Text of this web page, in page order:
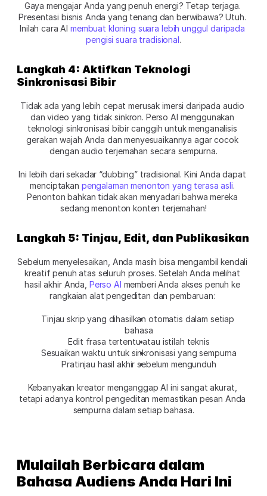
Gaya mengajar Anda yang penuh energi? Tetap terjaga.
Presentasi bisnis Anda yang tenang dan berwibawa? Utuh.
Inilah cara AI membuat kloning suara lebih unggul daripada
pengisi suara tradisional.
Langkah 4: Aktifkan Teknologi
Sinkronisasi Bibir
Tidak ada yang lebih cepat merusak imersi daripada audio
dan video yang tidak sinkron. Perso AI menggunakan
teknologi sinkronisasi bibir canggih untuk menganalisis
gerakan wajah Anda dan menyesuaikannya agar cocok
dengan audio terjemahan secara sempurna.
Ini lebih dari sekadar “dubbing” tradisional. Kini Anda dapat
menciptakan pengalaman menonton yang terasa asli.
Penonton bahkan tidak akan menyadari bahwa mereka
sedang menonton konten terjemahan!
Langkah 5: Tinjau, Edit, dan Publikasikan
Sebelum menyelesaikan, Anda masih bisa mengambil kendali
kreatif penuh atas seluruh proses. Setelah Anda melihat
hasil akhir Anda, Perso AI memberi Anda akses penuh ke
rangkaian alat pengeditan dan pembaruan:
Tinjau skrip yang dihasilkan otomatis dalam setiap
bahasa
Edit frasa tertentu atau istilah teknis
Sesuaikan waktu untuk sinkronisasi yang sempurna
Pratinjau hasil akhir sebelum mengunduh
Kebanyakan kreator menganggap AI ini sangat akurat,
tetapi adanya kontrol pengeditan memastikan pesan Anda
sempurna dalam setiap bahasa.
Mulailah Berbicara dalam
Bahasa Audiens Anda Hari Ini